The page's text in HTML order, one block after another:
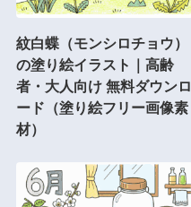
紋白蝶（モンシロチョウ）
の塗り絵イラスト｜高齢
者・大人向け 無料ダウンロ
ード（塗り絵フリー画像素
材）